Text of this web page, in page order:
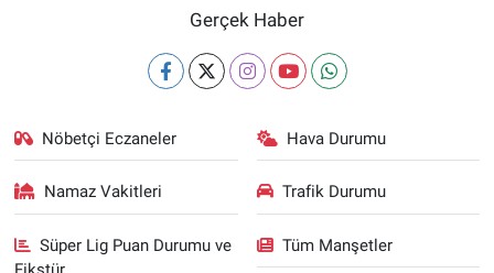
Gerçek Haber
Nöbetçi Eczaneler Hava Durumu
Namaz Vakitleri Trafik Durumu
Süper Lig Puan Durumu ve
Tüm Manşetler